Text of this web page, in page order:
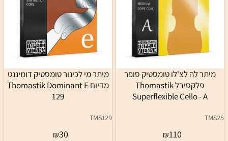
מיתר לה לצ'לו טומסטיק סופר
פלקסיבל Thomastik
Superflexible Cello - A
TMS25
₪110
מיתר מי לכינור טומסטיק דומיננט
מדיום Thomastik Dominant E
129
TMS129
₪30